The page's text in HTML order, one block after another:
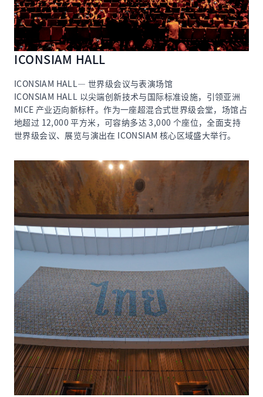
ICONSIAM HALL
ICONSIAM HALL— 世界级会议与表演场馆
ICONSIAM HALL 以尖端创新技术与国际标准设施，引领亚洲
MICE 产业迈向新标杆。作为一座超混合式世界级会堂，场馆占
地超过 12,000 平方米，可容纳多达 3,000 个座位，全面支持
世界级会议、展览与演出在 ICONSIAM 核心区域盛大举行。